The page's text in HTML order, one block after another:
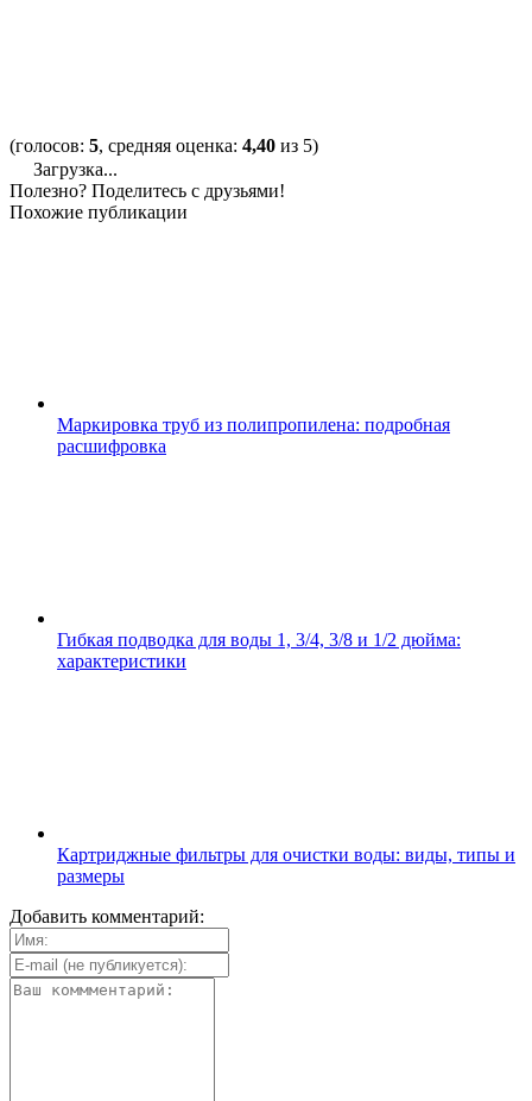
(голосов: 5, средняя оценка: 4,40 из 5)
Загрузка...
Полезно? Поделитесь с друзьями!
Похожие публикации
Маркировка труб из полипропилена: подробная
расшифровка
Гибкая подводка для воды 1, 3/4, 3/8 и 1/2 дюйма:
характеристики
Картриджные фильтры для очистки воды: виды, типы и
размеры
Добавить комментарий: